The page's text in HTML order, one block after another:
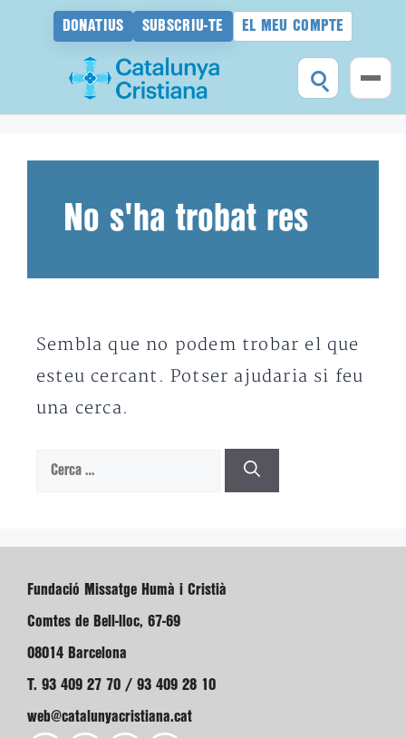
DONATIUS SUBSCRIU-TE EL MEU COMPTE
No s'ha trobat res
Sembla que no podem trobar el que
esteu cercant. Potser ajudaria si feu
una cerca.
Cerca:
Fundació Missatge Humà i Cristià
Comtes de Bell-lloc, 67-69
08014 Barcelona
T. 93 409 27 70 / 93 409 28 10
web@catalunyacristiana.cat